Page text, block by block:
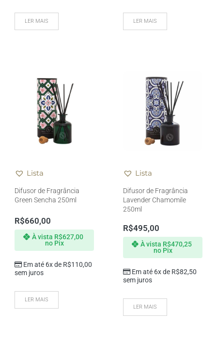
LER MAIS LER MAIS
Lista
Difusor de Fragrância
Green Sencha 250ml
R$660,00
Em até 6x de R$110,00
sem juros
À vista R$627,00
no Pix
LER MAIS
Lista
Difusor de Fragrância
Lavender Chamomile
250ml
R$495,00
Em até 6x de R$82,50
sem juros
À vista R$470,25
no Pix
LER MAIS